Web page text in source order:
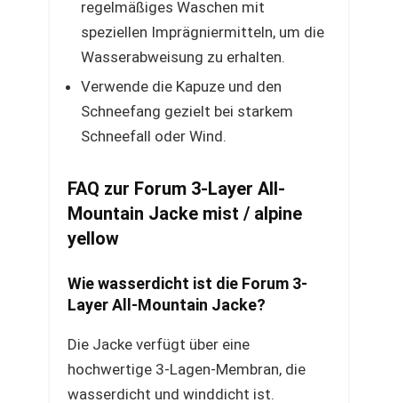
regelmäßiges Waschen mit
speziellen Imprägniermitteln, um die
Wasserabweisung zu erhalten.
Verwende die Kapuze und den
Schneefang gezielt bei starkem
Schneefall oder Wind.
FAQ zur Forum 3-Layer All-
Mountain Jacke mist / alpine
yellow
Wie wasserdicht ist die Forum 3-
Layer All-Mountain Jacke?
Die Jacke verfügt über eine
hochwertige 3-Lagen-Membran, die
wasserdicht und winddicht ist.